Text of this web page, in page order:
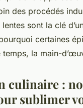
des procédés
sont la clé
certaines
temps, la main-
culinaire :
sublimer